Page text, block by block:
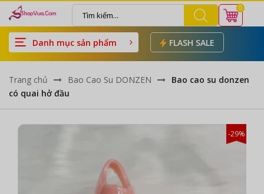
0
Danh mục sản phẩm FLASH SALE
Trang chủ Bao Cao Su DONZEN
Bao cao su donzen
có quai hở đầu
-29%